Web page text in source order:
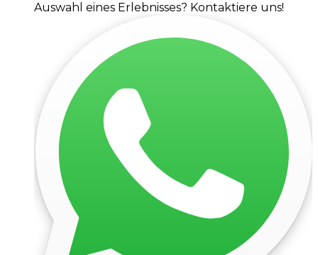
Auswahl eines Erlebnisses? Kontaktiere uns!